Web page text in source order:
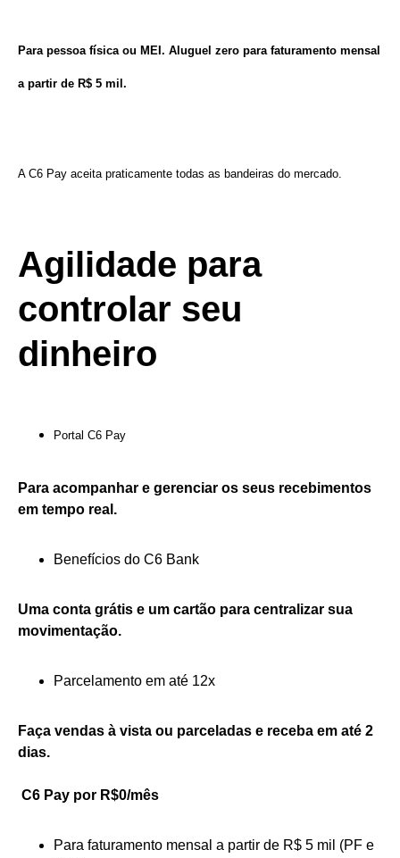
Para pessoa física ou MEI. Aluguel zero para faturamento mensal
a partir de R$ 5 mil.
A C6 Pay aceita praticamente todas as bandeiras do mercado.
Agilidade para
controlar seu
dinheiro
Portal C6 Pay
Para acompanhar e gerenciar os seus recebimentos
em tempo real.
Benefícios do C6 Bank
Uma conta grátis e um cartão para centralizar sua
movimentação.
Parcelamento em até 12x
Faça vendas à vista ou parceladas e receba em até 2
dias.
C6 Pay por R$0/mês
Para faturamento mensal a partir de R$ 5 mil (PF e